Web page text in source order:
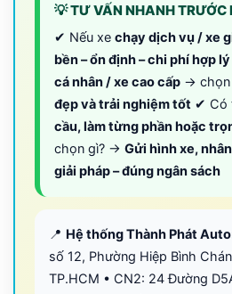
💡 TƯ VẤN NHANH TRƯỚC
✔ Nếu xe chạy dịch vụ / xe
bền – ổn định – chi phí hợp lý
cá nhân / xe cao cấp → chọn
đẹp và trải nghiệm tốt ✔ Có
cầu, làm từng phần hoặc
chọn gì? → Gửi hình xe,
giải pháp – đúng ngân sách
📍 Hệ thống Thành Phát
số 12, Phường Hiệp Bình
TP.HCM • CN2: 24 Đường